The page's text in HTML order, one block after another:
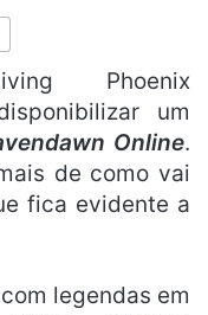
Phoenix
um
Online.
de como vai
fica evidente a
legendas em